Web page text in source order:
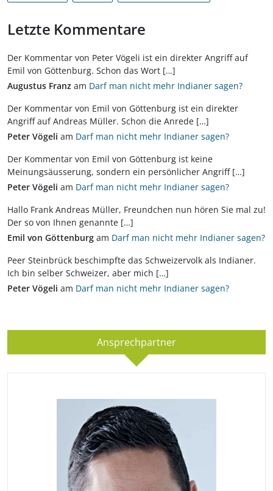
Letzte Kommentare
Der Kommentar von Peter Vögeli ist ein direkter Angriff auf
Emil von Göttenburg. Schon das Wort […]
Augustus Franz am Darf man nicht mehr Indianer sagen?
Der Kommentar von Emil von Göttenburg ist ein direkter
Angriff auf Andreas Müller. Schon die Anrede […]
Peter Vögeli am Darf man nicht mehr Indianer sagen?
Der Kommentar von Emil von Göttenburg ist keine
Meinungsäusserung, sondern ein persönlicher Angriff […]
Peter Vögeli am Darf man nicht mehr Indianer sagen?
Hallo Frank Andreas Müller, Freundchen nun hören Sie mal zu!
Der so von Ihnen genannte […]
Emil von Göttenburg am Darf man nicht mehr Indianer sagen?
Peer Steinbrück beschimpfte das Schweizervolk als Indianer.
Ich bin selber Schweizer, aber mich […]
Peter Vögeli am Darf man nicht mehr Indianer sagen?
Ansprechpartner